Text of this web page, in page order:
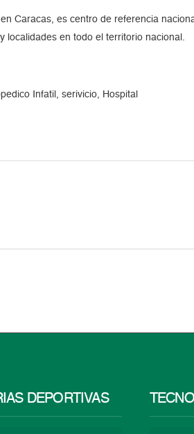
Caracas, es centro de referencia
en todo el territorio nacional.
Infatil, serivicio, Hospital
DEPORTIVAS